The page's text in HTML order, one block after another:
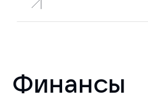
Финансы